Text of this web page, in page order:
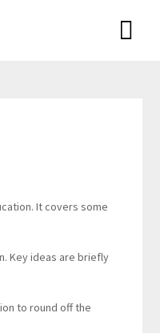
It covers some
Key ideas are briefly
to round off the